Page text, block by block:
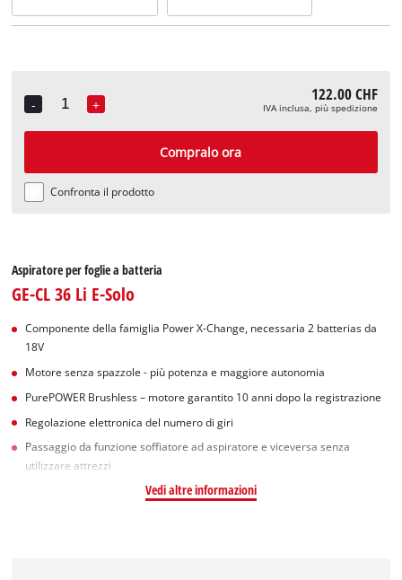
-
Quantity
+ 122.00 CHF
IVA inclusa, più spedizione
Compralo ora
Confronta il prodotto
Aspiratore per foglie a batteria
GE-CL 36 Li E-Solo
Componente della famiglia Power X-Change, necessaria 2 batterias da
18V
Motore senza spazzole - più potenza e maggiore autonomia
PurePOWER Brushless – motore garantito 10 anni dopo la registrazione
Regolazione elettronica del numero di giri
Passaggio da funzione soffiatore ad aspiratore e viceversa senza
utilizzare attrezzi
Vedi altre informazioni